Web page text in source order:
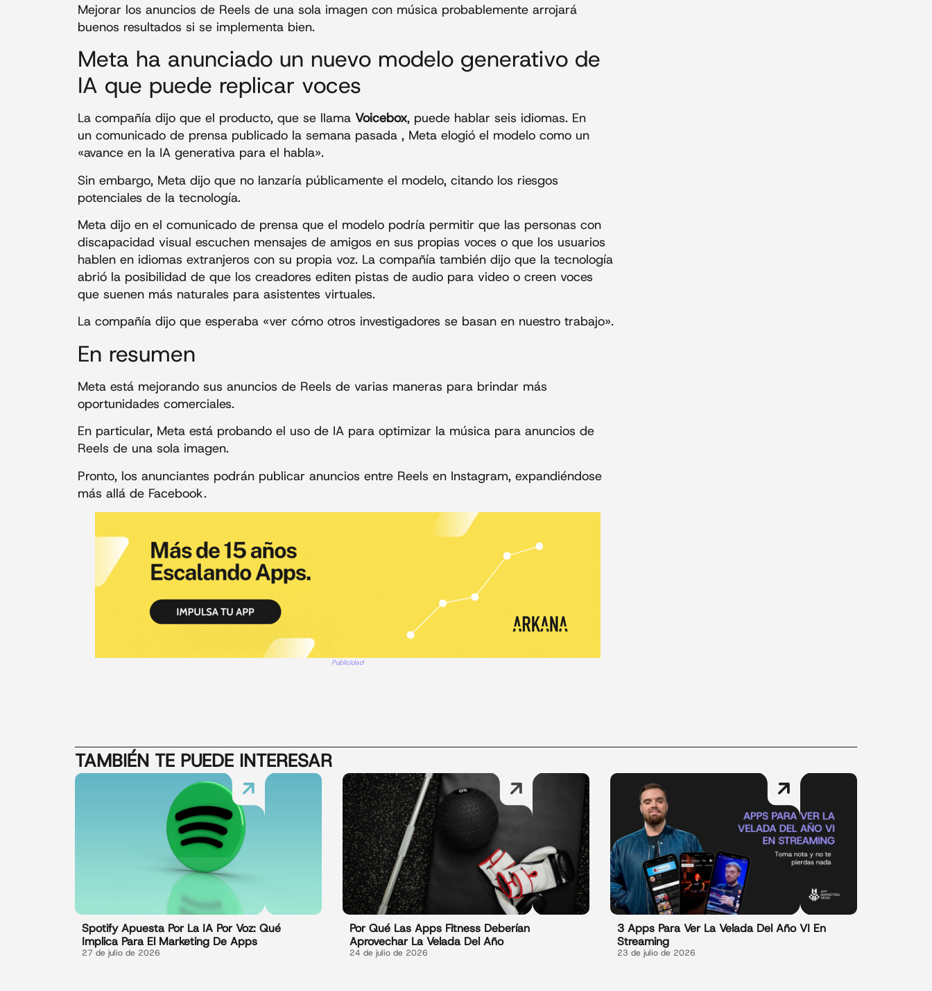
Mejorar los anuncios de Reels de una sola imagen con música probablemente arrojará
buenos resultados si se implementa bien.
Meta ha anunciado un nuevo modelo generativo de
IA que puede replicar voces
La compañía dijo que el producto, que se llama Voicebox, puede hablar seis idiomas. En
un comunicado de prensa publicado la semana pasada , Meta elogió el modelo como un
«avance en la IA generativa para el habla».
Sin embargo, Meta dijo que no lanzaría públicamente el modelo, citando los riesgos
potenciales de la tecnología.
Meta dijo en el comunicado de prensa que el modelo podría permitir que las personas con
discapacidad visual escuchen mensajes de amigos en sus propias voces o que los usuarios
hablen en idiomas extranjeros con su propia voz. La compañía también dijo que la tecnología
abrió la posibilidad de que los creadores editen pistas de audio para video o creen voces
que suenen más naturales para asistentes virtuales.
La compañía dijo que esperaba «ver cómo otros investigadores se basan en nuestro trabajo».
En resumen
Meta está mejorando sus anuncios de Reels de varias maneras para brindar más
oportunidades comerciales.
En particular, Meta está probando el uso de IA para optimizar la música para anuncios de
Reels de una sola imagen.
Pronto, los anunciantes podrán publicar anuncios entre Reels en Instagram, expandiéndose
más allá de Facebook.
Publicidad
TAMBIÉN TE PUEDE INTERESAR
Spotify Apuesta Por La IA Por Voz: Qué
Implica Para El Marketing De Apps
27 de julio de 2026
Por Qué Las Apps Fitness Deberían
Aprovechar La Velada Del Año
24 de julio de 2026
3 Apps Para Ver La Velada Del Año VI En
Streaming
23 de julio de 2026